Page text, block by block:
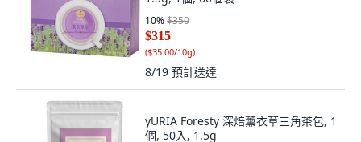
10%$350
$315
($35.00/10g)
8/19 預計送達
yURIA Foresty 深焙薰衣草三角茶包, 1
個, 50入, 1.5g